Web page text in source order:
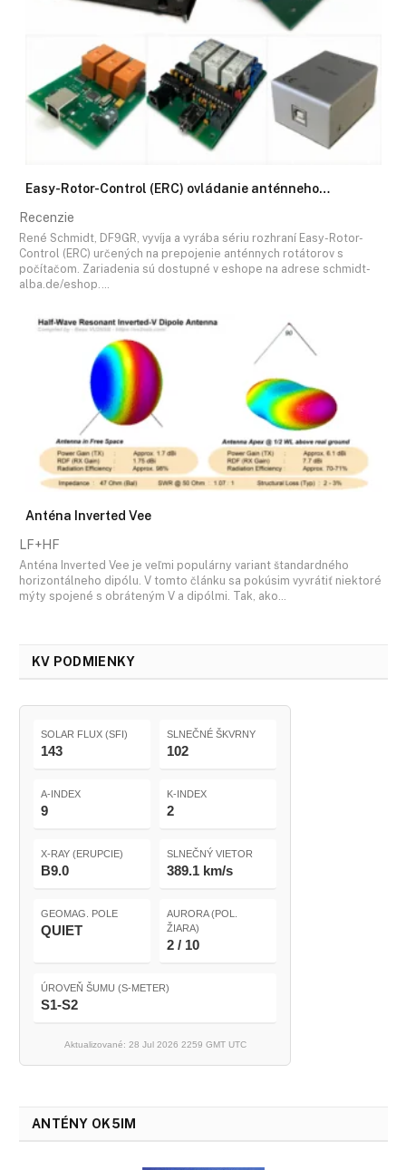
Easy-Rotor-Control (ERC) ovládanie anténneho…
Recenzie
René Schmidt, DF9GR, vyvíja a vyrába sériu rozhraní Easy-Rotor-
Control (ERC) určených na prepojenie anténnych rotátorov s
počítačom. Zariadenia sú dostupné v eshope na adrese schmidt-
alba.de/eshop.…
Anténa Inverted Vee
LF+HF
Anténa Inverted Vee je veľmi populárny variant štandardného
horizontálneho dipólu. V tomto článku sa pokúsim vyvrátiť niektoré
mýty spojené s obráteným V a dipólmi. Tak, ako…
KV PODMIENKY
SOLAR FLUX (SFI)
143
SLNEČNÉ ŠKVRNY
102
A-INDEX
9
K-INDEX
2
X-RAY (ERUPCIE)
B9.0
SLNEČNÝ VIETOR
389.1 km/s
GEOMAG. POLE
QUIET
AURORA (POL.
ŽIARA)
2 / 10
ÚROVEŇ ŠUMU (S-METER)
S1-S2
Aktualizované: 28 Jul 2026 2259 GMT UTC
ANTÉNY OK5IM